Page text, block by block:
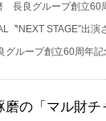
長良グループ創立60
〝NEXT STAGE″出
グループ創立60周年
磨の「マル財チ